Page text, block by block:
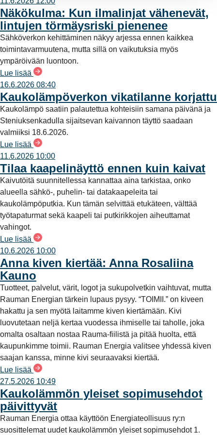
Näkökulma: Kun ilmalinjat vähenevät,
lintujen törmäysriski pienenee
Sähköverkon kehittäminen näkyy arjessa ennen kaikkea
toimintavarmuutena, mutta sillä on vaikutuksia myös
ympäröivään luontoon.
Lue lisää
16.6.2026 08:40
Kaukolämpöverkon vikatilanne korjattu
Kaukolämpö saatiin palautettua kohteisiin samana päivänä ja
Steniuksenkadulla sijaitsevan kaivannon täyttö saadaan
valmiiksi 18.6.2026.
Lue lisää
11.6.2026 10:00
Tilaa kaapelinäyttö ennen kuin kaivat
Kaivutöitä suunnitellessa kannattaa aina tarkistaa, onko
alueella sähkö-, puhelin- tai datakaapeleita tai
kaukolämpöputkia. Kun tämän selvittää etukäteen, välttää
työtapaturmat sekä kaapeli tai putkirikkojen aiheuttamat
vahingot.
Lue lisää
10.6.2026 10:00
Anna kiven kiertää: Anna Rosaliina
Kauno
Tuotteet, palvelut, värit, logot ja sukupolvetkin vaihtuvat, mutta
Rauman Energian tärkein lupaus pysyy. “TOIMII.” on kiveen
hakattu ja sen myötä laitamme kiven kiertämään. Kivi
luovutetaan neljä kertaa vuodessa ihmiselle tai taholle, joka
omalta osaltaan nostaa Rauma-fiilistä ja pitää huolta, että
kaupunkimme toimii. Rauman Energia valitsee yhdessä kiven
saajan kanssa, minne kivi seuraavaksi kiertää.
Lue lisää
27.5.2026 10:49
Kaukolämmön yleiset sopimusehdot
päivittyvät
Rauman Energia ottaa käyttöön Energiateollisuus ry:n
suosittelemat uudet kaukolämmön yleiset sopimusehdot 1.